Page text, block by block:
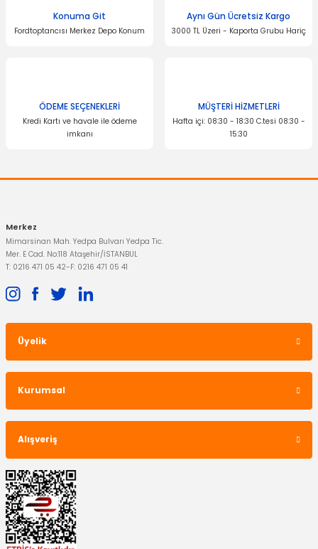
Konuma Git
Fordtoptancısı Merkez Depo Konum
Aynı Gün Ücretsiz Kargo
3000 TL Üzeri - Kaporta Grubu Hariç
ÖDEME SEÇENEKLERİ
Kredi Kartı ve havale ile ödeme
imkanı
MÜŞTERİ HİZMETLERİ
Hafta içi: 08:30 - 18:30 C.tesi 08:30 -
15:30
Merkez
Mimarsinan Mah. Yedpa Bulvarı Yedpa Tic.
Mer. E Cad. No:118 Ataşehir/İSTANBUL
T: 0216 471 05 42-F: 0216 471 05 41
Üyelik
Kurumsal
Alışveriş